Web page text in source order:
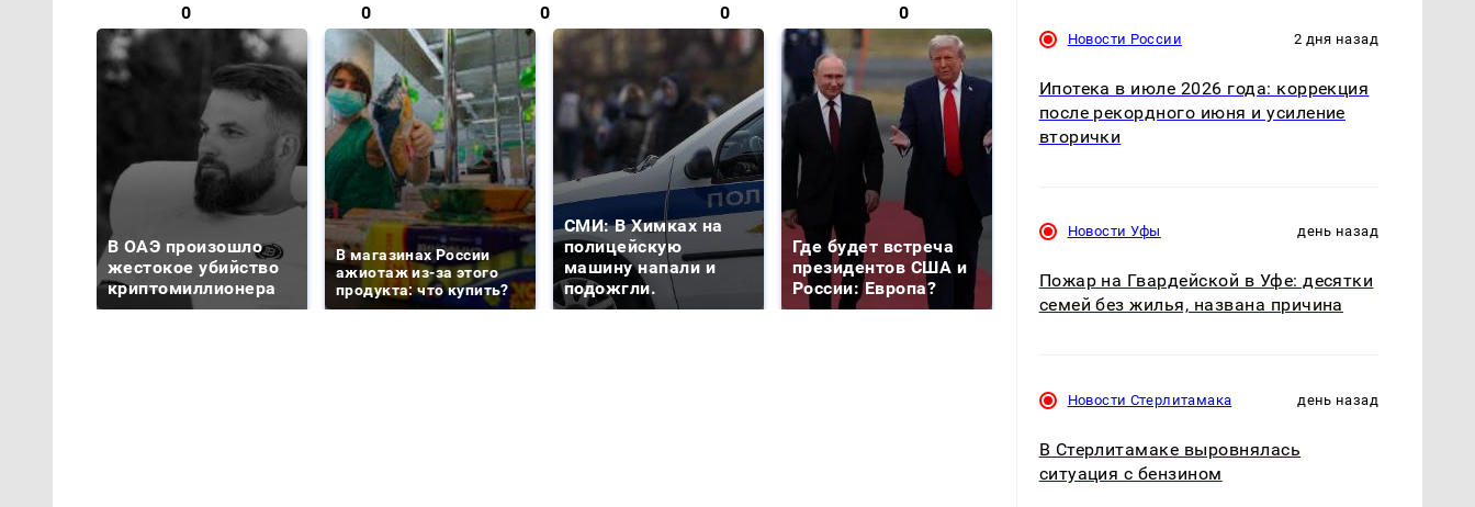
0 0 0 0 0
В ОАЭ произошло
жестокое убийство
криптомиллионера
В магазинах России
ажиотаж из-за этого
продукта: что купить?
СМИ: В Химках на
полицейскую
машину напали и
подожгли.
Где будет встреча
президентов США и
России: Европа?
Такую зиму в России
так?!
миллионов рублей
Новости России 2 дня назад
Ипотека в июле 2026 года: коррекция
после рекордного июня и усиление
вторички
Новости Уфы день назад
Пожар на Гвардейской в Уфе: десятки
семей без жилья, названа причина
Новости Стерлитамака день назад
В Стерлитамаке выровнялась
ситуация с бензином